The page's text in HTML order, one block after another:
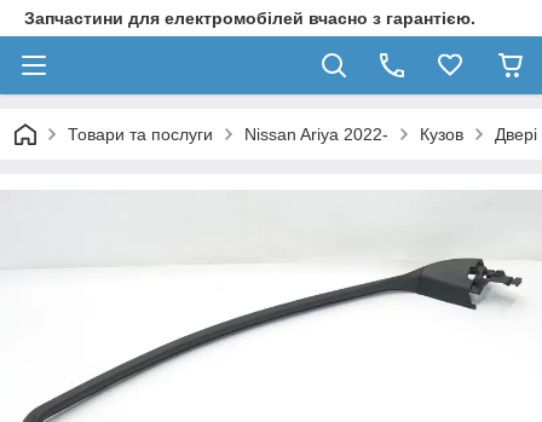
Запчастини для електромобілей вчасно з гарантією.
Товари та послуги Nissan Ariya 2022- Кузов Двері